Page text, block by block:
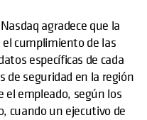
agradece que la
cumplimiento de las
específicas de cada
de seguridad en la región
el empleado, según los
cuando un ejecutivo de